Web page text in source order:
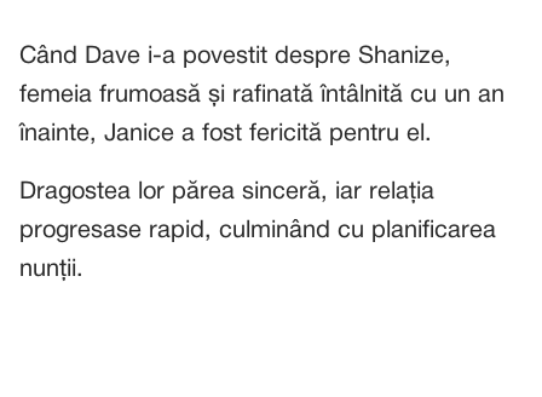
Când Dave i-a povestit despre Shanize,
femeia frumoasă și rafinată întâlnită cu un an
înainte, Janice a fost fericită pentru el.
Dragostea lor părea sinceră, iar relația
progresase rapid, culminând cu planificarea
nunții.